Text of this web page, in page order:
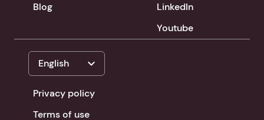
Blog
LinkedIn
Youtube
English expand_more
Privacy policy
Terms of use